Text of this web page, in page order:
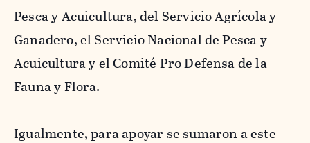
Pesca y Acuicultura, del Servicio Agrícola y
Ganadero, el Servicio Nacional de Pesca y
Acuicultura y el Comité Pro Defensa de la
Fauna y Flora.
Igualmente, para apoyar se sumaron a este